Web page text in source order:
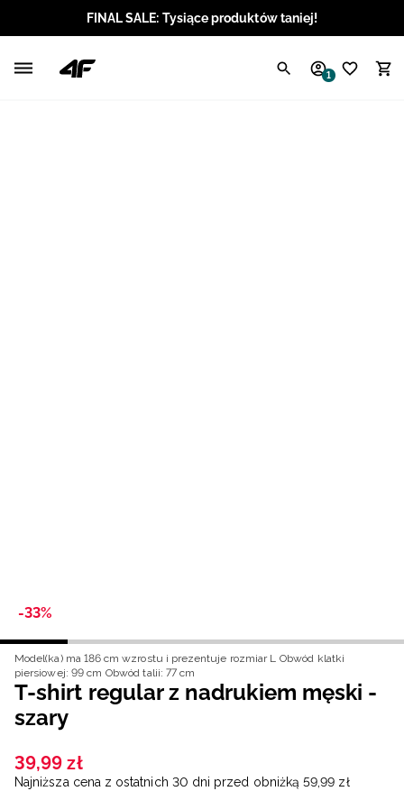
FINAL SALE: Tysiące produktów taniej!
1
-33%
Model(ka) ma 186 cm wzrostu i prezentuje rozmiar L Obwód klatki
piersiowej: 99 cm Obwód talii: 77 cm
T-shirt regular z nadrukiem męski -
szary
39,99 zł
Najniższa cena z ostatnich 30 dni przed obniżką 59,99 zł